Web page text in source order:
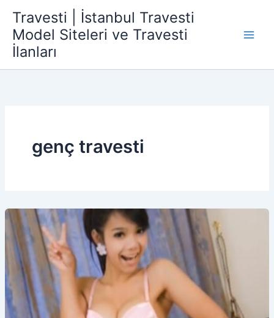
Travesti | İstanbul Travesti
Model Siteleri ve Travesti
İlanları
genç travesti